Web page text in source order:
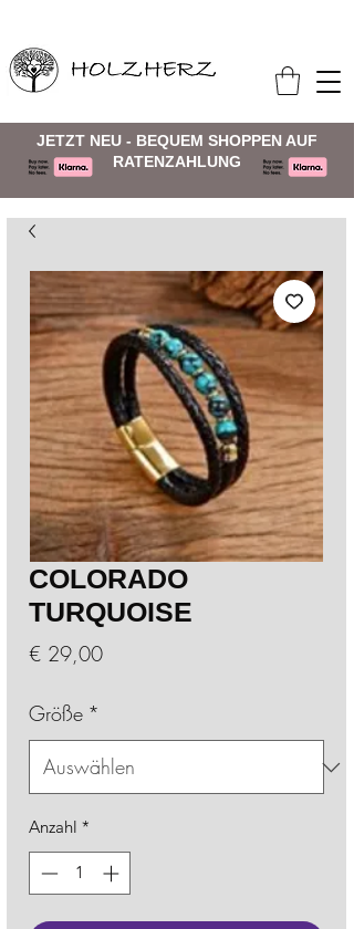
JETZT NEU - BEQUEM SHOPPEN AUF
RATENZAHLUNG
COLORADO
TURQUOISE
€ 29,00Preis
Größe *
Anzahl *